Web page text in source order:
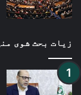
زیات بحث شوی